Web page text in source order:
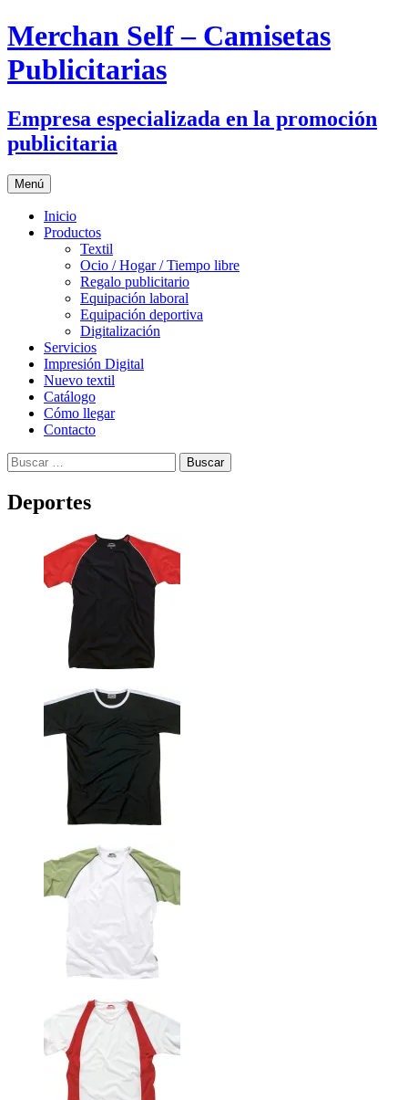
Merchan Self – Camisetas
Publicitarias
Empresa especializada en la promoción
publicitaria
Menú Saltar
al
contenido
Inicio
Productos
Textil
Ocio / Hogar / Tiempo libre
Regalo publicitario
Equipación laboral
Equipación deportiva
Digitalización
Servicios
Impresión Digital
Nuevo textil
Catálogo
Cómo llegar
Contacto
Buscar:
Deportes